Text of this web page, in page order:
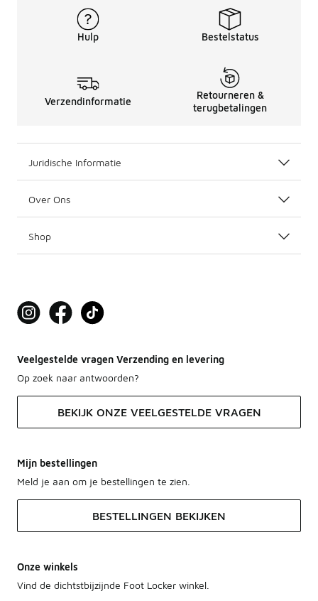
Hulp Bestelstatus
Verzendinformatie
Retourneren &
terugbetalingen
Juridische Informatie
Over Ons
Shop
Veelgestelde vragen Verzending en levering
Op zoek naar antwoorden?
BEKIJK ONZE VEELGESTELDE VRAGEN
Mijn bestellingen
Meld je aan om je bestellingen te zien.
BESTELLINGEN BEKIJKEN
Onze winkels
Vind de dichtstbijzijnde Foot Locker winkel.